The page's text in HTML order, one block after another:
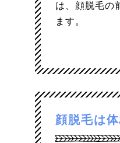
は、顔脱毛の
ます。
顔脱毛は